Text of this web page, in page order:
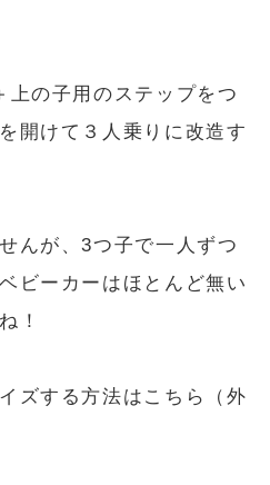
上の子用のステップをつ
開けて３人乗りに改造す
んが、3つ子で一人ずつ
ビーカーはほとんど無い
！
ズする方法はこちら（外